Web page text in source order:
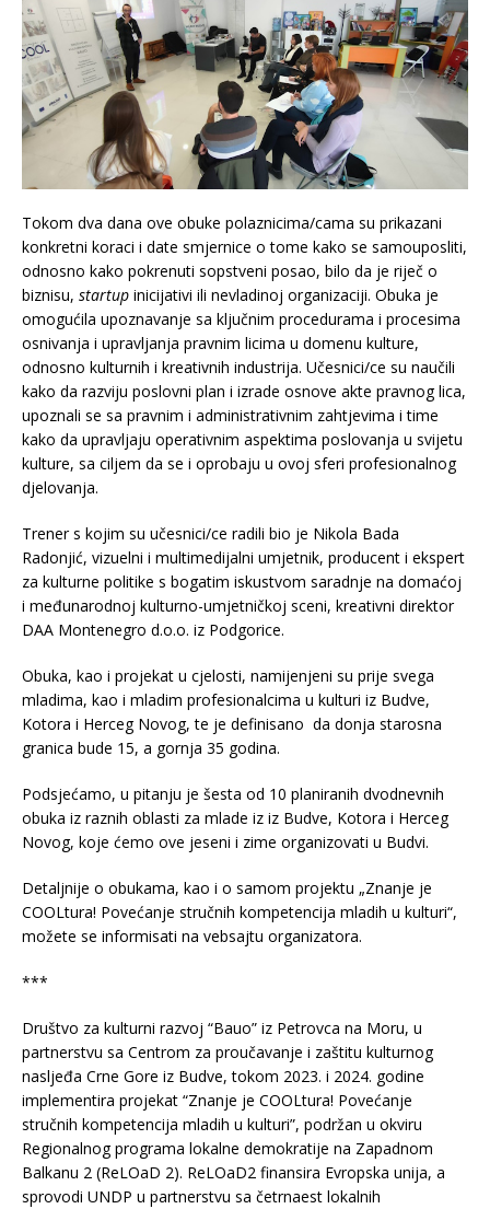
Tokom dva dana ove obuke polaznicima/cama su prikazani
konkretni koraci i date smjernice o tome kako se samouposliti,
odnosno kako pokrenuti sopstveni posao, bilo da je riječ o
biznisu, startup inicijativi ili nevladinoj organizaciji. Obuka je
omogućila upoznavanje sa ključnim procedurama i procesima
osnivanja i upravljanja pravnim licima u domenu kulture,
odnosno kulturnih i kreativnih industrija. Učesnici/ce su naučili
kako da razviju poslovni plan i izrade osnove akte pravnog lica,
upoznali se sa pravnim i administrativnim zahtjevima i time
kako da upravljaju operativnim aspektima poslovanja u svijetu
kulture, sa ciljem da se i oprobaju u ovoj sferi profesionalnog
djelovanja.
Trener s kojim su učesnici/ce radili bio je Nikola Bada
Radonjić, vizuelni i multimedijalni umjetnik, producent i ekspert
za kulturne politike s bogatim iskustvom saradnje na domaćoj
i međunarodnoj kulturno-umjetničkoj sceni, kreativni direktor
DAA Montenegro d.o.o. iz Podgorice.
Obuka, kao i projekat u cjelosti, namijenjeni su prije svega
mladima, kao i mladim profesionalcima u kulturi iz Budve,
Kotora i Herceg Novog, te je definisano da donja starosna
granica bude 15, a gornja 35 godina.
Podsjećamo, u pitanju je šesta od 10 planiranih dvodnevnih
obuka iz raznih oblasti za mlade iz iz Budve, Kotora i Herceg
Novog, koje ćemo ove jeseni i zime organizovati u Budvi.
Detaljnije o obukama, kao i o samom projektu „Znanje je
COOLtura! Povećanje stručnih kompetencija mladih u kulturi“,
možete se informisati na vebsajtu organizatora.
***
Društvo za kulturni razvoj “Bauo” iz Petrovca na Moru, u
partnerstvu sa Centrom za proučavanje i zaštitu kulturnog
nasljeđa Crne Gore iz Budve, tokom 2023. i 2024. godine
implementira projekat “Znanje je COOLtura! Povećanje
stručnih kompetencija mladih u kulturi”, podržan u okviru
Regionalnog programa lokalne demokratije na Zapadnom
Balkanu 2 (ReLOaD 2). ReLOaD2 finansira Evropska unija, a
sprovodi UNDP u partnerstvu sa četrnaest lokalnih